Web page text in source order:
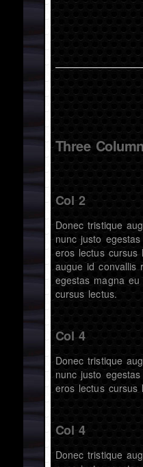
Three
Col 2
Donec tristique
nunc justo
eros lectus cursus
augue id convallis
egestas magna
cursus lectus.
Col 4
Donec tristique
nunc justo
eros lectus cursus
Col 4
Donec tristique